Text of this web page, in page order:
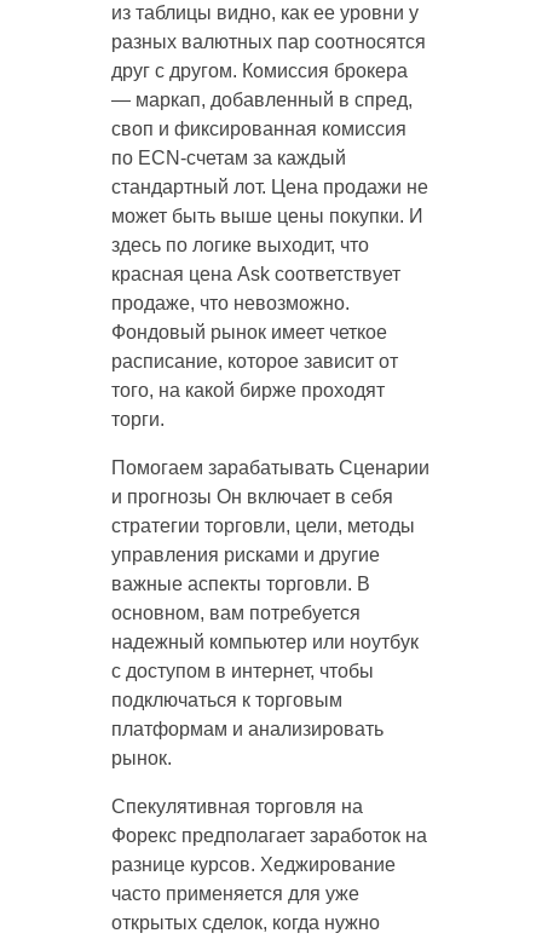
из таблицы видно, как ее уровни у
разных валютных пар соотносятся
друг с другом. Комиссия брокера
— маркап, добавленный в спред,
своп и фиксированная комиссия
по ECN-счетам за каждый
стандартный лот. Цена продажи не
может быть выше ‎цены покупки. И
здесь по логике выходит, что
красная цена Ask соответствует
продаже, что невозможно.
Фондовый рынок имеет четкое
расписание, которое зависит от
того, на какой бирже проходят
торги.
Помогаем зарабатывать Сценарии
и прогнозы Он включает в себя
стратегии торговли, цели, методы
управления рисками и другие
важные аспекты торговли. В
основном, вам потребуется
надежный компьютер или ноутбук
с доступом в интернет, чтобы
подключаться к торговым
платформам и анализировать
рынок.
Спекулятивная торговля на
Форекс предполагает заработок на
разнице курсов. Хеджирование
часто применяется для уже
открытых сделок, когда нужно